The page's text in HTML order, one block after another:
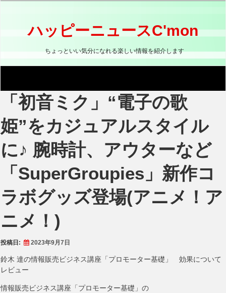
ス
ッ
ハッピーニュースC'mon
ちょっといい気分になれる楽しい情報を紹介します
「初音ミク」“電子の歌
姫”をカジュアルスタイル
に♪ 腕時計、アウターなど
「SuperGroupies」新作コ
ラボグッズ登場(アニメ！ア
ニメ！)
投稿日: 2023年9月7日
鈴木 達の情報販売ビジネス講座「プロモーター基礎」 効果について
レビュー
情報販売ビジネス講座「プロモーター基礎」の